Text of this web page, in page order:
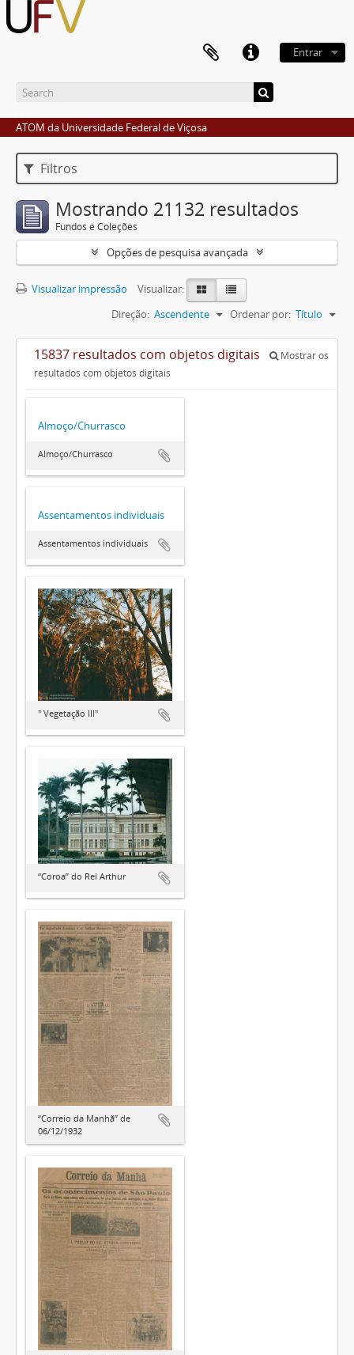
Entrar
ATOM da Universidade Federal de Viçosa
Filtros
Mostrando 21132 resultados
Fundos e Coleções
Opções de pesquisa avançada
Visualizar impressão
Visualizar:
Ordenar por: Título
Direção: Ascendente
15837 resultados com objetos digitais
Mostrar os
resultados com objetos digitais
Almoço/Churrasco
Almoço/Churrasco
Assentamentos individuais
Assentamentos individuais
" Vegetação III"
“Coroa” do Rei Arthur
“Correio da Manhã” de
06/12/1932